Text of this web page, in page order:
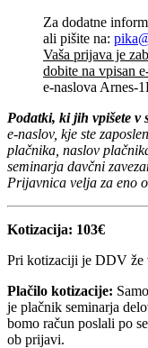
Za dodatne
ali pišite na:
Vaša prijava je
dobite na vpisan
e-naslova Arnes-
Podatki, ki jih vpišete v
e-naslov, kje ste
plačnika, naslov
seminarja davčni
Prijavnica velja za eno
Kotizacija: 103€
Pri kotizaciji je DDV že
Plačilo kotizacije:
je plačnik seminarja
bomo račun poslali po
ob prijavi.